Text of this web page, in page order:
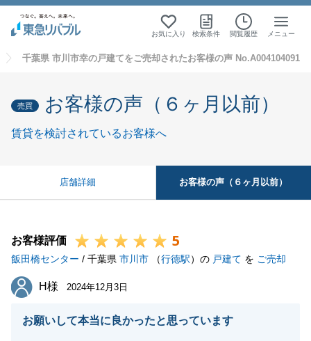
お気に入り 検索条件 閲覧履歴 メニュー
千葉県 市川市幸の戸建てをご売却されたお客様の声 No.A004104091
売買 お客様の声（６ヶ月以前）
賃貸を検討されているお客様へ
店舗詳細 お客様の声（６ヶ月以前）
お客様評価 5
飯田橋センター / 千葉県 市川市 （行徳駅）の 戸建て を ご売却
H様
H様 2024年12月3日
お願いして本当に良かったと思っています